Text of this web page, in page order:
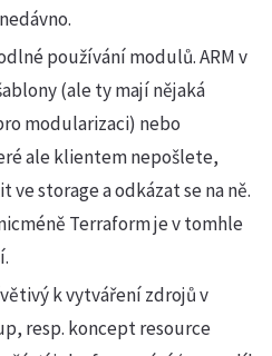
používání modulů. ARM v
(ale ty mají nějaká
modularizaci) nebo
ale klientem nepošlete,
storage a odkázat se na ně.
Terraform je v tomhle
k vytváření zdrojů v
resp. koncept resource